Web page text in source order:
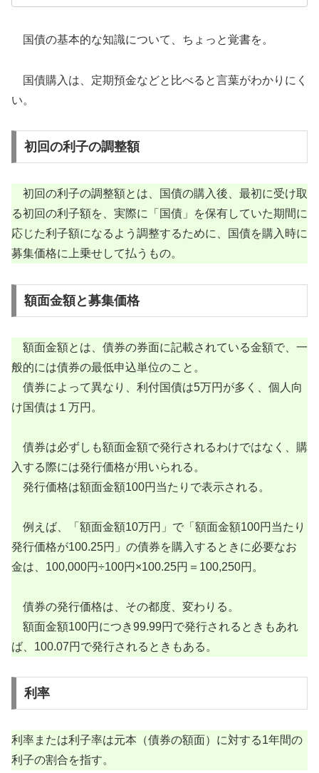
国債の基本的な知識について、ちょっと覚書を。
国債購入は、定期預金などと比べると言葉がわかりにく
い。
初回の利子の調整額
初回の利子の調整額とは、国債の購入後、最初に受け取
る初回の利子額を、実際に「国債」を保有していた期間に
応じた利子額になるよう調整するために、国債を購入時に
募集価格に上乗せして払うもの。
額面金額と募集価格
額面金額とは、債券の券面に記載されている金額で、一
般的には債券の最低申込単位のこと。
債券によって異なり、利付国債は5万円が多く、個人向
け国債は１万円。
債券は必ずしも額面金額で発行されるわけではなく、購
入する際には発行価格が用いられる。
発行価格は額面金額100円当たりで表示される。
例えば、「額面金額10万円」で「額面金額100円当たり
発行価格が100.25円」の債券を購入するときに必要なお
金は、100,000円÷100円×100.25円＝100,250円。
債券の発行価格は、その都度、変わりる。
額面金額100円につき99.99円で発行されるときもあれ
ば、100.07円で発行されるときもある。
利率
利率または利子率は元本（債券の額面）に対する1年間の
利子の割合を指す。